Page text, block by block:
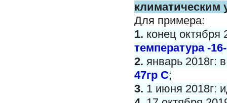
климатическим
Для примера:
1. конец октября
температура -
2. январь 2018г:
47гр С;
3. 1 июня 2018г: